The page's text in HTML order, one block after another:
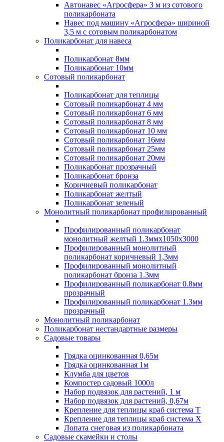
Автонавес «Агросфера» 3 м из сотового
поликарбоната
Навес под машину «Агросфера» шириной
3,5 м с сотовым поликарбонатом
Поликарбонат для навеса
Поликарбонат 8мм
Поликарбонат 10мм
Сотовый поликарбонат
Поликарбонат для теплицы
Сотовый поликарбонат 4 мм
Сотовый поликарбонат 6 мм
Сотовый поликарбонат 8 мм
Сотовый поликарбонат 10 мм
Сотовый поликарбонат 16мм
Сотовый поликарбонат 25мм
Сотовый поликарбонат 20мм
Поликарбонат прозрачный
Поликарбонат бронза
Коричневый поликарбонат
Поликарбонат желтый
Поликарбонат зеленый
Монолитный поликарбонат профилированный
Профилированный поликарбонат
монолитный желтый 1.3ммх1050х3000
Профилированный монолитный
поликарбонат коричневый 1,3мм
Профилированный монолитный
поликарбонат бронза 1.3мм
Профилированный поликарбонат 0.8мм
прозрачный
Профилированный поликарбонат 1.3мм
прозрачный
Монолитный поликарбонат
Поликарбонат нестандартные размеры
Садовые товары
Грядка оцинкованная 0,65м
Грядка оцинкованная 1м
Клумба для цветов
Компостер садовый 1000л
Набор подвязок для растений, 1 м
Набор подвязок для растений, 0,67м
Крепление для теплицы краб система Т
Крепление для теплицы краб система Х
Лопата снеговая из поликарбоната
Садовые скамейки и столы